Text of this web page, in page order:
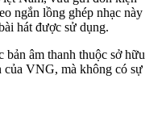
ngắn lồng ghép nhạc này
hát được sử dụng.
âm thanh thuộc sở hữu
của VNG, mà không có sự